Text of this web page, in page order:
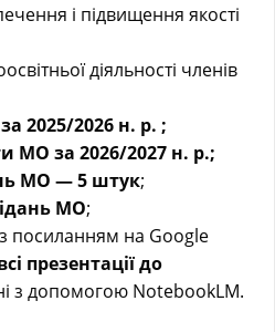
і підвищення якості
діяльності членів
2025/2026 н. р. ;
МО за 2026/2027 н. р.;
МО — 5 штук;
МО;
посиланням на Google
презентації до
з допомогою NotebookLM.